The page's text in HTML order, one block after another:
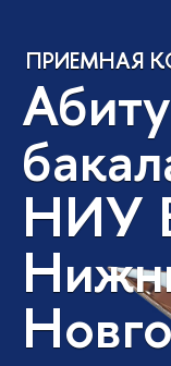
ПРИЕМНАЯ
НИУ